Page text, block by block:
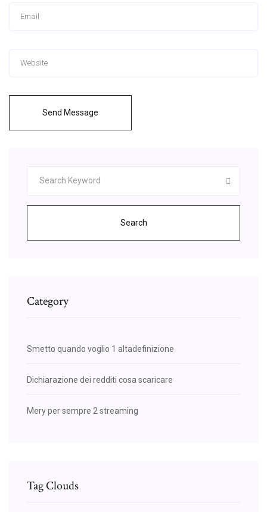
Send Message
Search
Category
Smetto quando voglio 1 altadefinizione
Dichiarazione dei redditi cosa scaricare
Mery per sempre 2 streaming
Tag Clouds